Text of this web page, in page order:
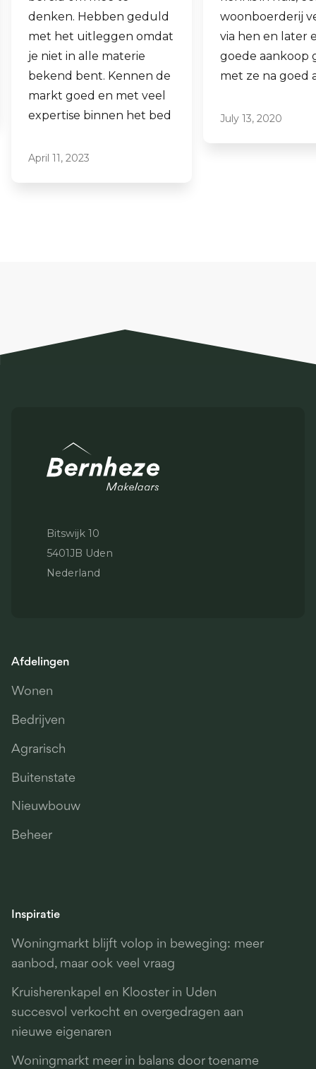
woonboerderij verkocht
via hen en later een
goede aankoop gedaan
met ze na goed advies.
July 13, 2020
ook een
aankopen.
Laagdrempelig
professioneel,
Bitswijk 10
5401JB Uden
Nederland
Afdelingen
Wonen
Bedrijven
Agrarisch
Buitenstate
Nieuwbouw
Beheer
Inspiratie
Woningmarkt blijft volop in beweging: meer
aanbod, maar ook veel vraag
Kruisherenkapel en Klooster in Uden
succesvol verkocht en overgedragen aan
nieuwe eigenaren
Woningmarkt meer in balans door toename